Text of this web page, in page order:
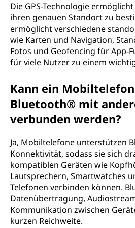
Die GPS-Technologie
ihren genauen Standort zu
ermöglicht verschiedene
wie Karten und Navigation,
Fotos und Geofencing für App-
für viele Nutzer zu einem
Kann ein
Bluetooth® mit
verbunden werden?
Ja, Mobiltelefone unterstützen
Konnektivität, sodass sie sich
kompatiblen Geräten wie
Lautsprechern, Smartwatches
Telefonen verbinden können.
Datenübertragung,
Kommunikation zwischen
kurzen Reichweite.